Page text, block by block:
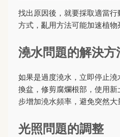
找出原因後，就要採取適當
方式，亂用方法可能加速植物
澆水問題的解決方
如果是過度澆水，立即停止
換盆，修剪腐爛根部，使用
步增加澆水頻率，避免突然大
光照問題的調整